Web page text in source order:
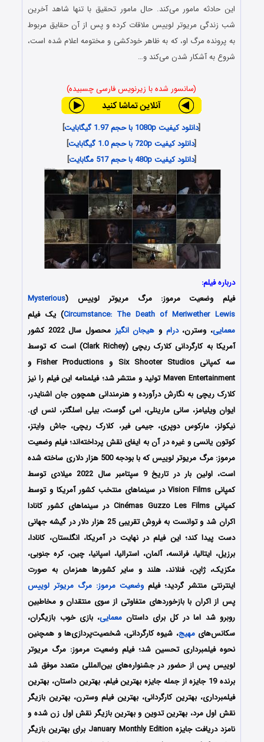
این حادثه مامور می‌کند. حال مامور تحقیق با تنها شاهد آخرین
شب زندگی مریوتر لوییس ملاقات کرده و پس از آن حقایق مربوط
به پرونده مرگ او، که به ظاهر خودکشی و مختومه اعلام شده است،
شروع به آشکار شدن می‌کند و…
(سانسور شده با زیرنویس فارسی چسبیده)
[دانلود کیفیت 1080p با حجم 1.97 گیگابایت
]
[دانلود کیفیت 720p با حجم 1.0 گیگابایت
]
[دانلود کیفیت 480p با حجم 517 مگابایت ]
درباره فیلم:
فیلم وضعیت مرموز: مرگ مریوتر لوییس (Mysterious
Circumstance: The Death of Meriwether Lewis) یک فیلم
معمایی، وسترن،درام و هیجان انگیز
محصول سال 2022 کشور
آمریکا به کارگردانی کلارک ریچی (Clark Richey) است که توسط
سه کمپانی‌ Six Shooter Studios و Fisher Productions و
Maven Entertainment تولید و منتشر شد؛ فیلمنامه این فیلم را نیز
کلارک ریچی به نگارش درآورده و هنرمندانی همچون جان اشنایدر،
ایوان ویلیامز، سانی مارینلی، امی گوست، بیلی اسلگتر، لنس ای.
نیکولز، مارکوس دوپری، جیمی فیر، کلارک ریچی، جاش وایتز،
کوتون یانسی و غیره در آن به ایفای نقش پرداخته‌اند؛ فیلم وضعیت
مرموز: مرگ مریوتر لوییس که با بودجه 500 هزار دلاری ساخته شده
است، اولین بار در تاریخ 9 سپتامبر سال 2022 میلادی توسط
کمپانی Vision Films در سینماهای منتخب کشور آمریکا و توسط
کمپانی Cinémas Guzzo Les Films در سینماهای کشور کانادا
اکران شد و توانست به فروش تقریبی 25 هزار دلار در گیشه جهانی
دست پیدا کند؛ این فیلم در نهایت در آمریکا، انگلستان، کانادا،
برزیل، ایتالیا، فرانسه، آلمان، استرالیا، اسپانیا، چین، کره جنوبی،
مکزیک، ژاپن، فنلاند، هلند و سایر کشورها همزمان به صورت
اینترنتی منتشر گردید؛ فیلم وضعیت مرموز: مرگ مریوتر لوییس
پس از اکران با بازخوردهای متفاوتی از سوی منتقدان و مخاطبین
روبرو شد اما در کل برای داستان معمایی، بازی خوب بازیگران،
سکانس‌هایمهیج، شیوه کارگردانی، شخصیت‌پردازی‌ها و همچنین
نحوه فیلمبرداری تحسین شد؛ فیلم وضعیت مرموز: مرگ مریوتر
لوییس پس از حضور در جشنواره‌های بین‌المللی متعدد موفق شد
برنده 19 جایزه از جمله جایزه بهترین فیلم، بهترین داستان، بهترین
فیلمبرداری، بهترین کارگردانی، بهترین فیلم وسترن، بهترین بازیگر
نقش اول مرد، بهترین تدوین و بهترین بازیگر نقش اول زن شده و
نامزد دریافت جایزه January Monthly Edition برای بهترین بازیگر